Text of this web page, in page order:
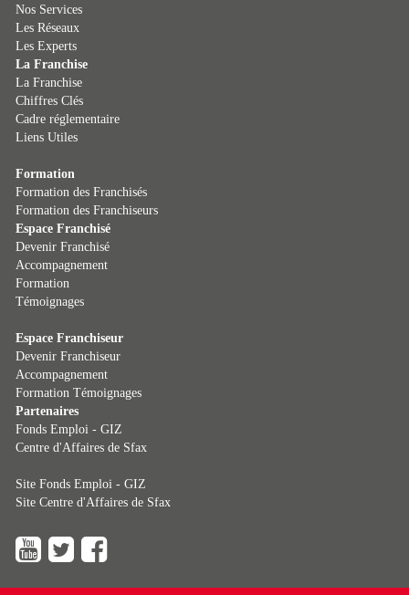
Nos Services
Les Réseaux
Les Experts
La Franchise
La Franchise
Chiffres Clés
Cadre réglementaire
Liens Utiles
Formation
Formation des Franchisés
Formation des Franchiseurs
Espace Franchisé
Devenir Franchisé
Accompagnement
Formation
Témoignages
Espace Franchiseur
Devenir Franchiseur
Accompagnement
Formation Témoignages
Partenaires
Fonds Emploi - GIZ
Centre d'Affaires de Sfax
Site Fonds Emploi - GIZ
Site Centre d'Affaires de Sfax